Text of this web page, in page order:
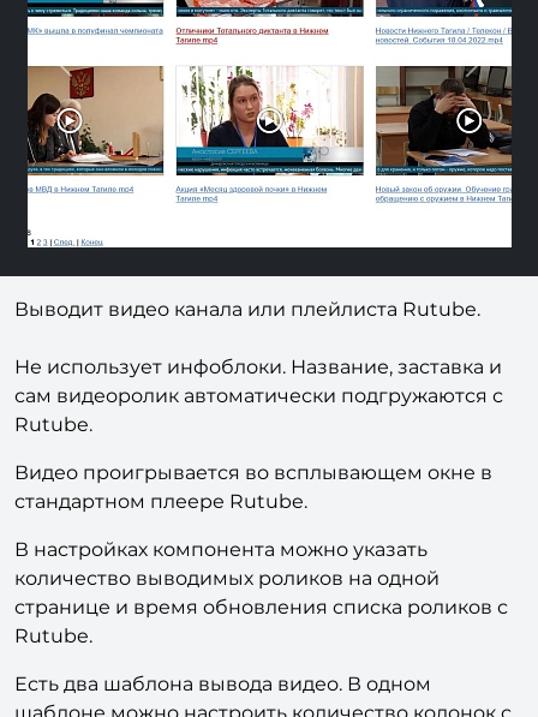
Previous Next
Выводит видео канала или плейлиста Rutube.
Не использует инфоблоки. Название, заставка и
сам видеоролик автоматически подгружаются с
Rutube.
Видео проигрывается во всплывающем окне в
стандартном плеере Rutube.
В настройках компонента можно указать
количество выводимых роликов на одной
странице и время обновления списка роликов с
Rutube.
Есть два шаблона вывода видео. В одном